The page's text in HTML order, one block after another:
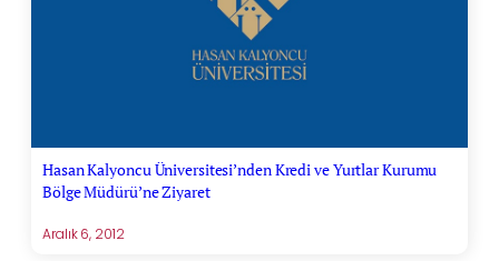
Hasan Kalyoncu Üniversitesi’nden Kredi ve Yurtlar Kurumu
Bölge Müdürü’ne Ziyaret
Aralık 6, 2012